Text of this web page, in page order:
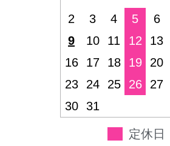
2
3 4 5 6
9
10 11 12 13
16
17 18 19 20
23
24 25 26 27
30
31
定休日